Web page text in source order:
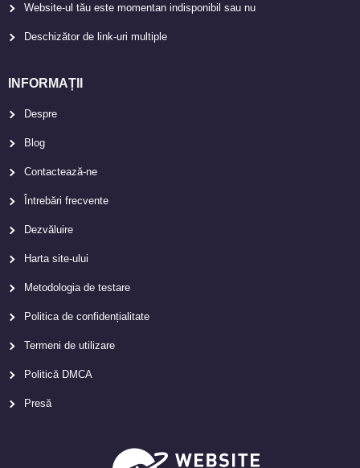
Website-ul tău este momentan indisponibil sau nu
Deschizător de link-uri multiple
INFORMAȚII
Despre
Blog
Contactează-ne
Întrebări frecvente
Dezvăluire
Harta site-ului
Metodologia de testare
Politica de confidențialitate
Termeni de utilizare
Politică DMCA
Presă